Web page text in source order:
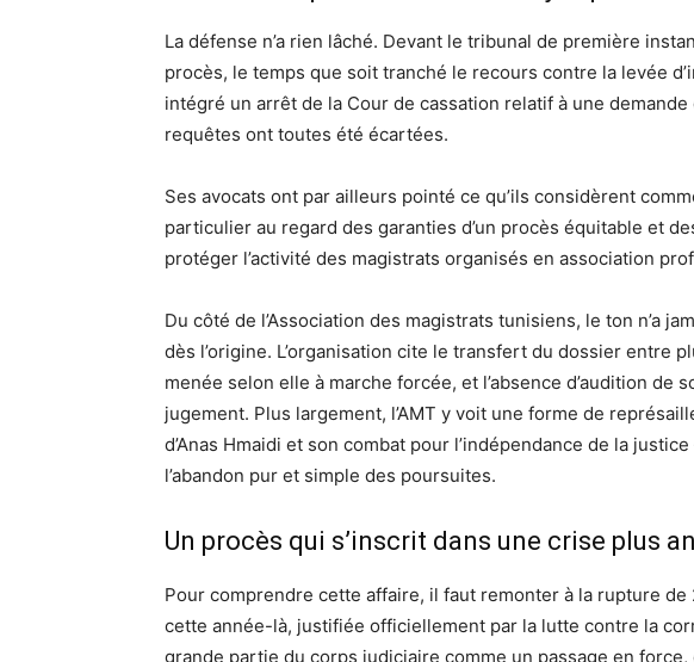
La défense n’a rien lâché. Devant le tribunal de première
procès, le temps que soit tranché le recours contre la levée
intégré un arrêt de la Cour de cassation relatif à une demande
requêtes ont toutes été écartées.
Ses avocats ont par ailleurs pointé ce qu’ils considèrent
particulier au regard des garanties d’un procès équitable et
protéger l’activité des magistrats organisés en association
Du côté de l’Association des magistrats tunisiens, le ton n’a
dès l’origine. L’organisation cite le transfert du dossier entre
menée selon elle à marche forcée, et l’absence d’audition de
jugement. Plus largement, l’AMT y voit une forme de
d’Anas Hmaidi et son combat pour l’indépendance de la
l’abandon pur et simple des poursuites.
Un procès qui s’inscrit dans une crise plus
Pour comprendre cette affaire, il faut remonter à la rupture de
cette année-là, justifiée officiellement par la lutte contre la
grande partie du corps judiciaire comme un passage en